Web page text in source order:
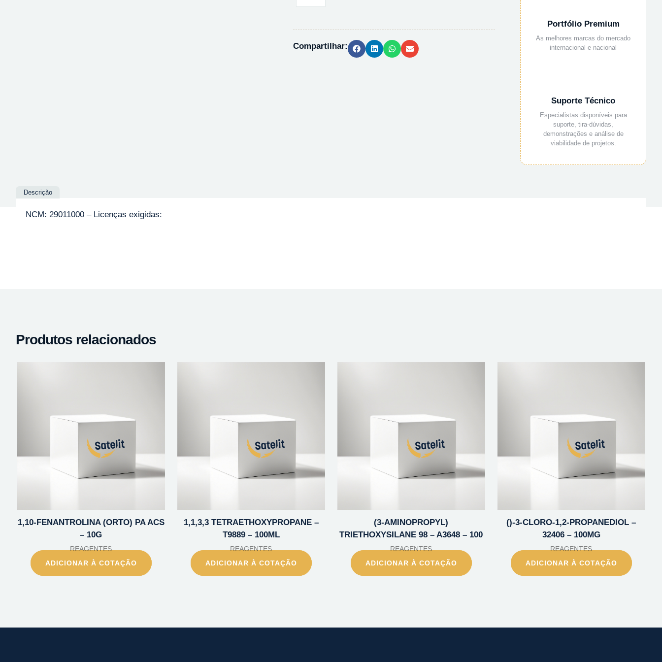
HEXANO
ACS
99%
Compartilhar:
Portfólio Premium
As melhores marcas do mercado
internacional e nacional
Suporte Técnico
Especialistas disponíveis para
suporte, tira-dúvidas,
demonstrações e análise de
viabilidade de projetos.
Descrição
NCM: 29011000 – Licenças exigidas:
Produtos relacionados
1,10-FENANTROLINA (ORTO) PA ACS
– 10G
REAGENTES
ADICIONAR À COTAÇÃO
1,1,3,3 TETRAETHOXYPROPANE –
T9889 – 100ML
REAGENTES
ADICIONAR À COTAÇÃO
(3-AMINOPROPYL)
TRIETHOXYSILANE 98 – A3648 – 100
REAGENTES
ADICIONAR À COTAÇÃO
()-3-CLORO-1,2-PROPANEDIOL –
32406 – 100MG
REAGENTES
ADICIONAR À COTAÇÃO